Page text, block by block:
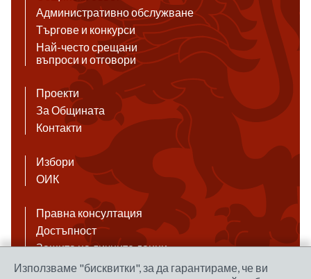
Административно обслужване
Търгове и конкурси
Най-често срещани
въпроси и отговори
Проекти
За Общината
Контакти
Избори
ОИК
Правна консултация
Достъпност
Защита на личните данни
Антикорупция
Използваме "бисквитки", за да гарантираме, че ви